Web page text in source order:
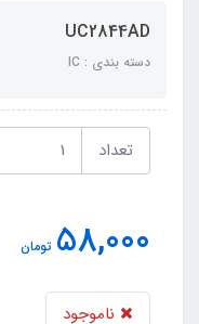
UC2844AD
دسته بندی : IC
تعداد
58,000 تومان
ناموجود